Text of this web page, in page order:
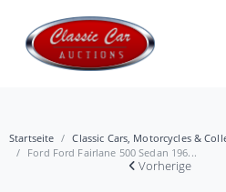
Startseite
Classic Cars, Motorcycles &
Ford Ford Fairlane 500 Sedan 196...
Vorherige